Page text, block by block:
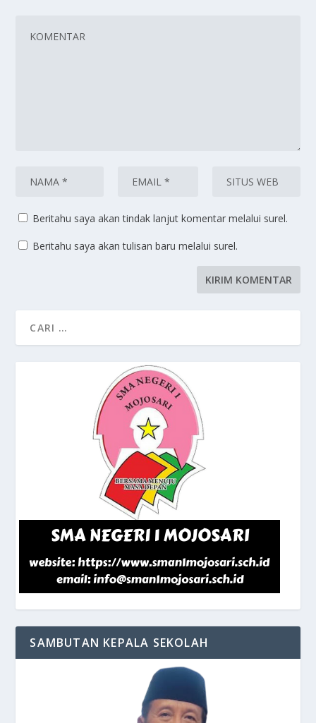
Beritahu saya akan tindak lanjut komentar melalui surel.
Beritahu saya akan tulisan baru melalui surel.
SAMBUTAN KEPALA SEKOLAH